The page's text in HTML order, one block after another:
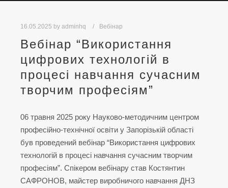
16.05.2025 by adminhq Вебінар
Вебінар “Використання
цифрових технологій в
процесі навчання сучасним
творчим професіям”
06 травня 2025 року Науково-методичним центром
професійно-технічної освіти у Запорізькій області
був проведений вебінар “Використання цифрових
технологій в процесі навчання сучасним творчим
професіям”. Спікером вебінару став Костянтин
САФРОНОВ, майстер виробничого навчання ДНЗ